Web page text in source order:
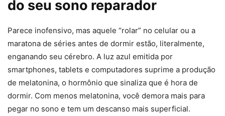
do seu sono reparador
Parece inofensivo, mas aquele “rolar” no celular ou a
maratona de séries antes de dormir estão, literalmente,
enganando seu cérebro. A luz azul emitida por
smartphones, tablets e computadores suprime a produção
de melatonina, o hormônio que sinaliza que é hora de
dormir. Com menos melatonina, você demora mais para
pegar no sono e tem um descanso mais superficial.